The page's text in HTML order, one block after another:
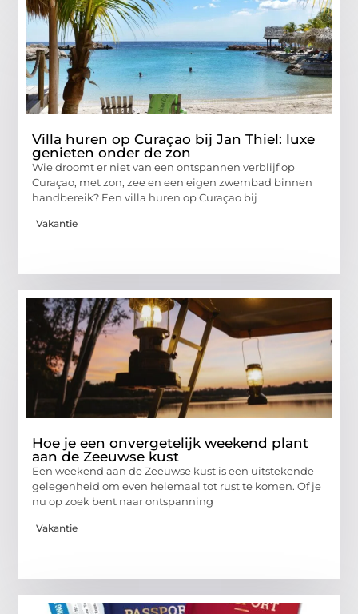
Villa huren op Curaçao bij Jan Thiel: luxe
genieten onder de zon
Wie droomt er niet van een ontspannen verblijf op
Curaçao, met zon, zee en een eigen zwembad binnen
handbereik? Een villa huren op Curaçao bij
Vakantie
Hoe je een onvergetelijk weekend plant
aan de Zeeuwse kust
Een weekend aan de Zeeuwse kust is een uitstekende
gelegenheid om even helemaal tot rust te komen. Of je
nu op zoek bent naar ontspanning
Vakantie